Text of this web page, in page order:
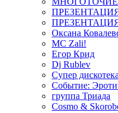
Оксана
MC Zali!
Егор Крид
Dj Rublev
Супер
Событие:
группа Триада
Cosmo &